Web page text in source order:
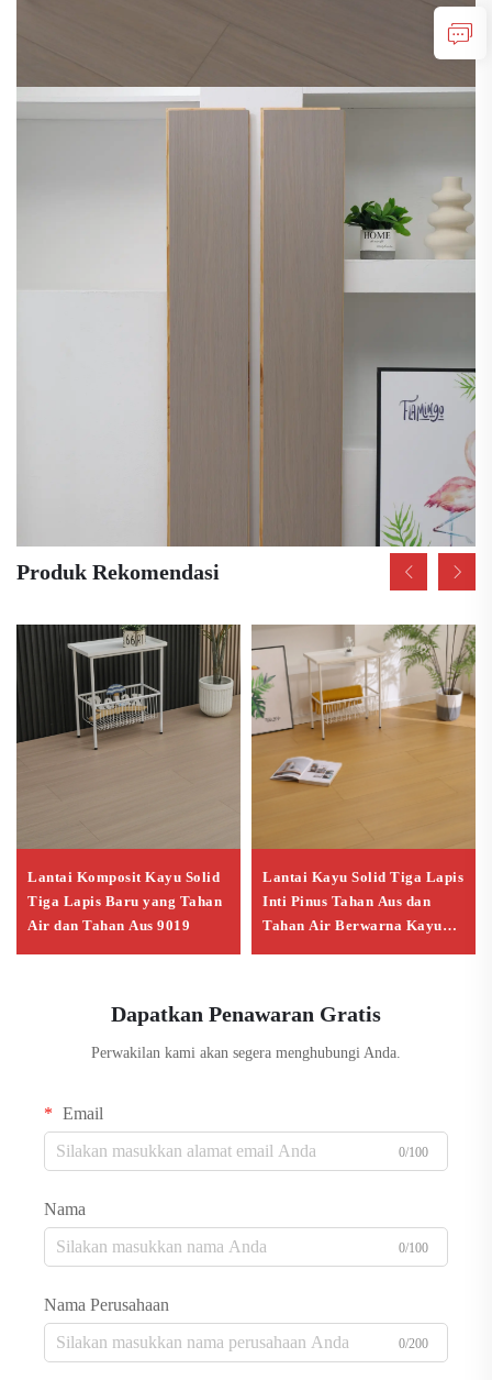
Produk Rekomendasi
Lantai Komposit Kayu Solid
Tiga Lapis Baru yang Tahan
Air dan Tahan Aus 9019
Lantai Kayu Solid Tiga Lapis
Inti Pinus Tahan Aus dan
Tahan Air Berwarna Kayu
Dapatkan Penawaran Gratis
Perwakilan kami akan segera menghubungi Anda.
Email
0/100
Nama
0/100
Nama Perusahaan
0/200